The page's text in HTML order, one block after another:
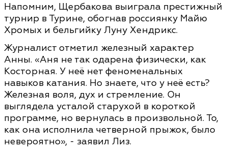
Напомним, Щербакова выиграла престижный
турнир в Турине, обогнав россиянку Майю
Хромых и бельгийку Луну Хендрикс.
Журналист отметил железный характер
Анны. «Аня не так одарена физически, как
Косторная. У неё нет феноменальных
навыков катания. Но знаете, что у неё есть?
Железная воля, дух и стремление. Он
выглядела усталой старухой в короткой
программе, но вернулась в произвольной. То,
как она исполнила четверной прыжок, было
невероятно», - заявил Лиз.